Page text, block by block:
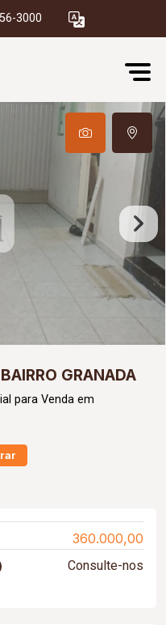
3000
GRANADA
para Venda em
360.000,00
Consulte-nos